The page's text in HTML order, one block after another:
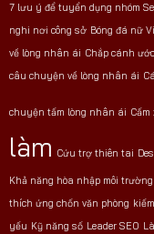
7 lưu ý để tuyển dụng nhóm
nghi nơi công sở Bóng đá nữ
về lòng nhân ái Chắp cánh
câu chuyện về lòng nhân ái
chuyện tấm lòng nhân ái Cấm
làm Cứu trợ thiên tai
Khả năng hòa nhập môi
thích ứng chốn văn phòng
yếu Kỹ năng số Leader SEO